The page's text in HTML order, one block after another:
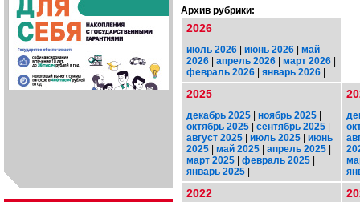
Архив рубрики:
2026
июль 2026 | июнь 2026 | май
2026 | апрель 2026 | март 2026 |
февраль 2026 | январь 2026 |
2025
декабрь 2025 | ноябрь 2025 |
октябрь 2025 | сентябрь 2025 |
август 2025 | июль 2025 | июнь
2025 | май 2025 | апрель 2025 |
март 2025 | февраль 2025 |
январь 2025 |
2022